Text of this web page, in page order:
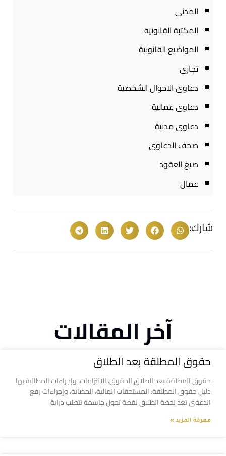
المدنى
المكتبة القانونية
المواضيع القانونية
تجارى
دعاوى الاحوال الشخصية
دعاوى عمالية
دعاوى مدنية
صحف الدعاوى
صيغ العقود
عمال
شارك:
آخر المقالات
حقوق المطلقة بعد الطلاق
حقوق المطلقة بعد الطلاق الحقوق، الالتزامات، وإجراءات المطالبة بها
دليل حقوق المطلقة: المستحقات المالية، الحضانة، وإجراءات رفع
الدعوى تعد لحظة الطلاق نقطة تحول حاسمة تتطلب دراية
معرفة المزيد »